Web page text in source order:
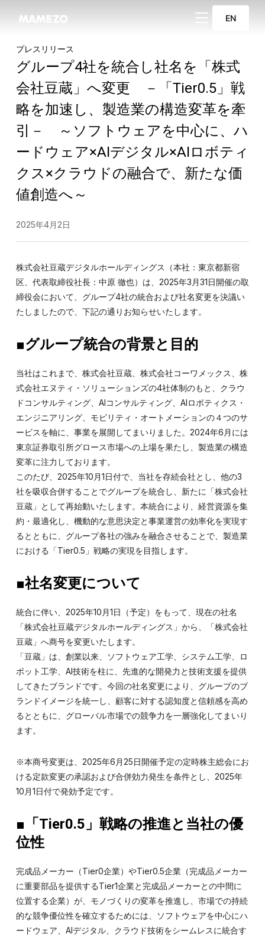
サイドバーとナビ
EN
プレスリリース
グループ4社を統合し社名を「株式
会社豆蔵」へ変更 －「Tier0.5」戦
略を加速し、製造業の構造変革を牽
引－ ～ソフトウェアを中心に、ハ
ードウェア×AIデジタル×AIロボティ
クス×クラウドの融合で、新たな価
値創造へ～
2025年4月2日
株式会社豆蔵デジタルホールディングス（本社：東京都新宿
区、代表取締役社長：中原 徹也）は、2025年3月31日開催の取
締役会において、グループ4社の統合および社名変更を決議い
たしましたので、下記の通りお知らせいたします。
■グループ統合の背景と目的
当社はこれまで、株式会社豆蔵、株式会社コーワメックス、株
式会社エヌティ・ソリューションズの4社体制のもと、クラウ
ドコンサルティング、AIコンサルティング、AIロボティクス・
エンジニアリング、モビリティ・オートメーションの４つのサ
ービスを軸に、事業を展開してまいりました。2024年6月には
東京証券取引所グロース市場への上場を果たし、製造業の構造
変革に注力しております。
このたび、2025年10月1日付で、当社を存続会社とし、他の3
社を吸収合併することでグループを統合し、新たに「株式会社
豆蔵」として再始動いたします。本統合により、経営資源を集
約・最適化し、機動的な意思決定と事業運営の効率化を実現す
るとともに、グループ各社の強みを融合させることで、製造業
における「Tier0.5」戦略の実現を目指します。
■社名変更について
統合に伴い、2025年10月1日（予定）をもって、現在の社名
「株式会社豆蔵デジタルホールディングス」から、「株式会社
豆蔵」へ商号を変更いたします。
「豆蔵」は、創業以来、ソフトウェア工学、システム工学、ロ
ボット工学、AI技術を柱に、先進的な開発力と技術支援を提供
してきたブランドです。今回の社名変更により、グループのブ
ランドイメージを統一し、顧客に対する認知度と信頼感を高め
るとともに、グローバル市場での競争力を一層強化してまいり
ます。
※本商号変更は、2025年6月25日開催予定の定時株主総会にお
ける定款変更の承認および合併効力発生を条件とし、2025年
10月1日付で発効予定です。
■「Tier0.5」戦略の推進と当社の優
位性
完成品メーカー（Tier0企業）やTier0.5企業（完成品メーカー
に重要部品を提供するTier1企業と完成品メーカーとの中間に
位置する企業）が、モノづくりの変革を推進し、市場での持続
的な競争優位性を確立するためには、ソフトウェアを中心にハ
ードウェア、AIデジタル、クラウド技術をシームレスに統合す